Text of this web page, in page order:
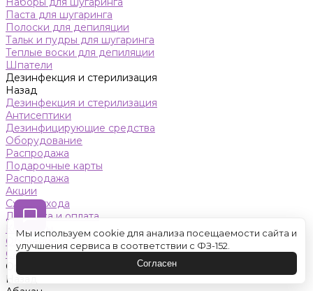
Паста для шугаринга
Полоски для депиляции
Тальк и пудры для шугаринга
Теплые воски для депиляции
Шпатели
Дезинфекция и стерилизация
Назад
Дезинфекция и стерилизация
Антисептики
Дезинфицирующие средства
Оборудование
Распродажа
Подарочные карты
Распродажа
Акции
Схемы ухода
Доставка и оплата
Контакты
Обучение
Салон красоты
Оренбург
Назад
Мы используем cookie для анализа посещаемости сайта и
улучшения сервиса в соответствии с ФЗ-152.
Согласен